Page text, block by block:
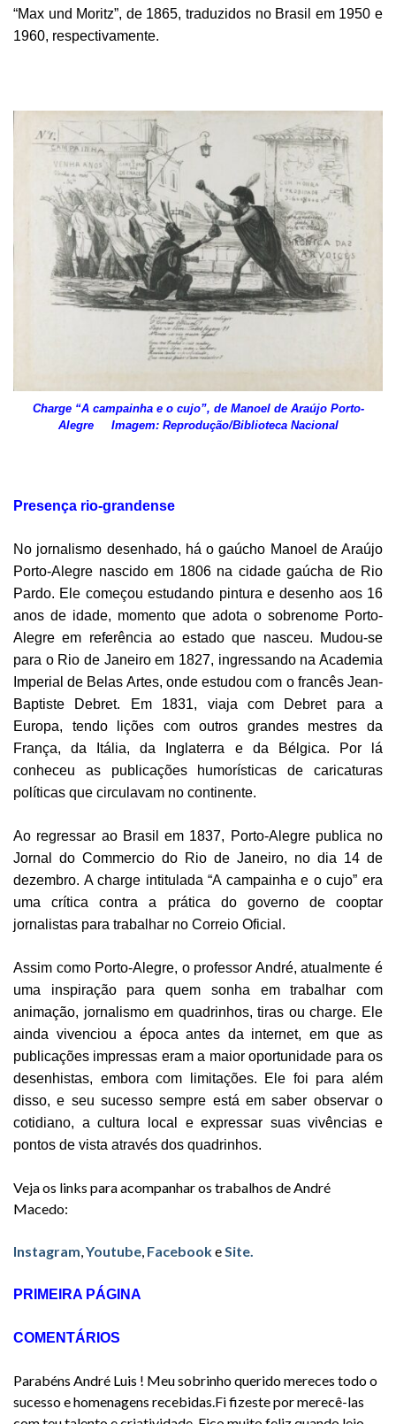
“Max und Moritz”, de 1865, traduzidos no Brasil em 1950 e
1960, respectivamente.
Charge “A campainha e o cujo”, de Manoel de Araújo Porto-
Alegre
Imagem: Reprodução/Biblioteca Nacional
Presença rio-grandense
No jornalismo desenhado, há o gaúcho Manoel de Araújo
Porto-Alegre nascido em 1806 na cidade gaúcha de Rio
Pardo. Ele começou estudando pintura e desenho aos 16
anos de idade, momento que adota o sobrenome Porto-
Alegre em referência ao estado que nasceu. Mudou-se
para o Rio de Janeiro em 1827, ingressando na Academia
Imperial de Belas Artes, onde estudou com o francês Jean-
Baptiste Debret. Em 1831, viaja com Debret para a
Europa, tendo lições com outros grandes mestres da
França, da Itália, da Inglaterra e da Bélgica. Por lá
conheceu as publicações humorísticas de caricaturas
políticas que circulavam no continente.
Ao regressar ao Brasil em 1837, Porto-Alegre publica no
Jornal do Commercio do Rio de Janeiro, no dia 14 de
dezembro. A charge intitulada “A campainha e o cujo” era
uma crítica contra a prática do governo de cooptar
jornalistas para trabalhar no Correio Oficial.
Assim como Porto-Alegre, o professor André, atualmente é
uma inspiração para quem sonha em trabalhar com
animação, jornalismo em quadrinhos, tiras ou charge. Ele
ainda vivenciou a época antes da internet, em que as
publicações impressas eram a maior oportunidade para os
desenhistas, embora com limitações. Ele foi para além
disso, e seu sucesso sempre está em saber observar o
cotidiano, a cultura local e expressar suas vivências e
pontos de vista através dos quadrinhos.
Veja os links para acompanhar os trabalhos de André
Macedo:
Instagram Youtube Facebooke Site.
PRIMEIRA PÁGINA
COMENTÁRIOS
Parabéns André Luis ! Meu sobrinho querido mereces todo o
sucesso e homenagens recebidas.Fi fizeste por merecê-las